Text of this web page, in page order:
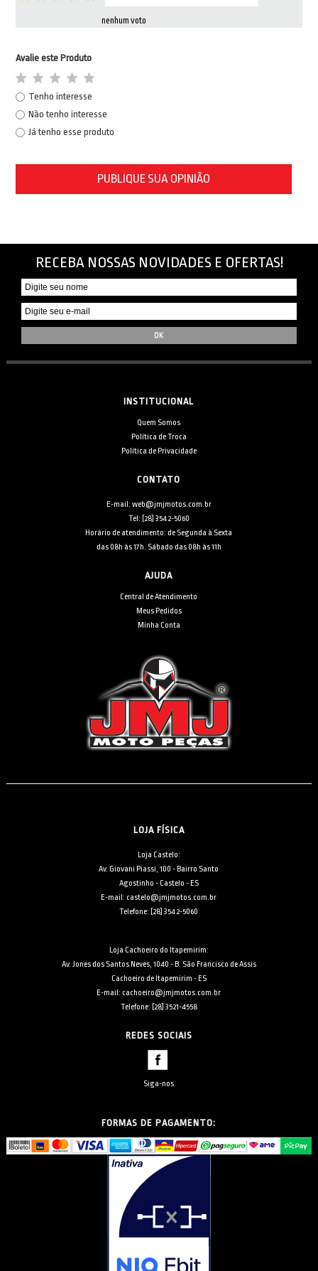
nenhum voto
Avalie este Produto
Tenho interesse
Não tenho interesse
Já tenho esse produto
PUBLIQUE SUA OPINIÃO
RECEBA NOSSAS NOVIDADES E OFERTAS!
INSTITUCIONAL
Quem Somos
Política de Troca
Política de Privacidade
CONTATO
E-mail: web@jmjmotos.com.br
Tel: [28] 3542-5060
Horário de atendimento: de Segunda à Sexta
das 08h às 17h. Sábado das 08h às 11h
AJUDA
Central de Atendimento
Meus Pedidos
Minha Conta
LOJA FÍSICA
Loja Castelo:
Av. Giovani Piassi, 100 - Bairro Santo
Agostinho - Castelo - ES
E-mail: castelo@jmjmotos.com.br
Telefone: [28] 3542-5060
Loja Cachoeiro do Itapemirim:
Av. Jones dos Santos Neves, 1040 - B. São Francisco de Assis
Cachoeiro de Itapemirim - ES
E-mail: cachoeiro@jmjmotos.com.br
Telefone: [28] 3521-4558
REDES SOCIAIS
Siga-nos
FORMAS DE PAGAMENTO: